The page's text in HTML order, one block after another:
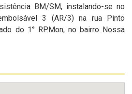
BM/SM, instalando-se no
3 (AR/3) na rua Pinto
do 1° RPMon, no bairro Nossa